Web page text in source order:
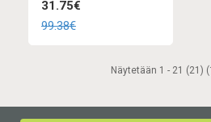
31.75€
99.38€
Näytetään 1 - 21 (21)